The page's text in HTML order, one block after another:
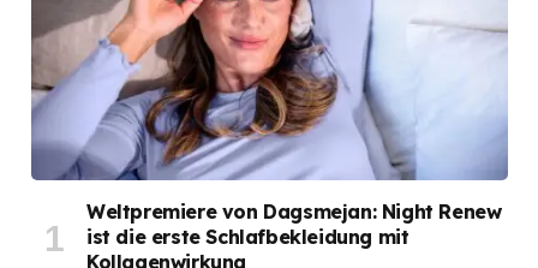
Weltpremiere von Dagsmejan: Night Renew
ist die erste Schlafbekleidung mit
Kollagenwirkung